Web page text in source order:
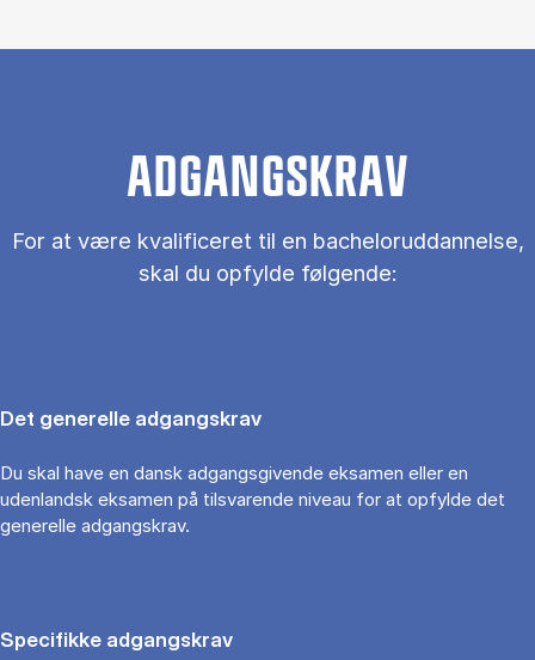
ADGANGSKRAV
For at være kvalificeret til en bacheloruddannelse,
skal du opfylde følgende:
Det generelle adgangskrav
Du skal have en dansk adgangsgivende eksamen eller en
udenlandsk eksamen på tilsvarende niveau for at opfylde det
generelle adgangskrav.
Specifikke adgangskrav